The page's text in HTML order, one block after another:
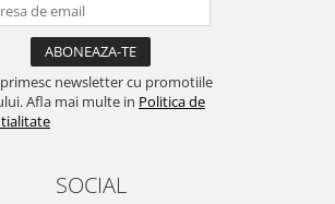
newsletter cu promotiile
Afla mai multe in Politica de
SOCIAL